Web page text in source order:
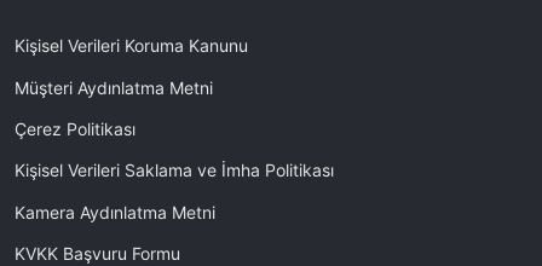
Kişisel Verileri Koruma Kanunu
Müşteri Aydınlatma Metni
Çerez Politikası
Kişisel Verileri Saklama ve İmha Politikası
Kamera Aydınlatma Metni
KVKK Başvuru Formu